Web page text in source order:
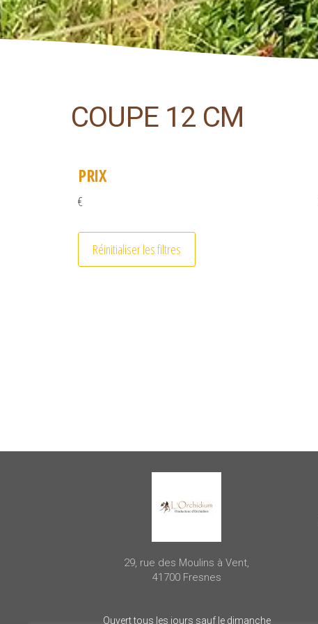
COUPE 12 CM
PRIX
€
Réinitialiser les filtres
29, rue des Moulins à Vent,
41700 Fresnes
Ouvert tous les jours sauf le dimanche